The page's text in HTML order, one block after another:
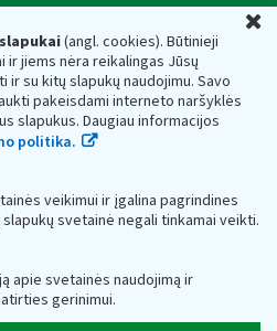
(angl. cookies). Būtinieji
jiems nėra reikalingas Jūsų
su kitų slapukų naudojimu. Savo
pakeisdami interneto naršyklės
slapukus. Daugiau informacijos
politika.
veikimui ir įgalina pagrindines
svetainė negali tinkamai veikti.
apie svetainės naudojimą ir
gerinimui.
prie Lietuvos
kodas — 188659752,
01107 Vilnius, Lietuva, el.paštas:
adresas 188659752
inspekciją prie Lietuvos
kaupiami ir saugomi Juridinių